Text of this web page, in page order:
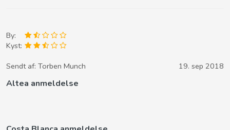
By:
Kyst:
Sendt af: Torben Munch 19. sep 2018
Altea anmeldelse